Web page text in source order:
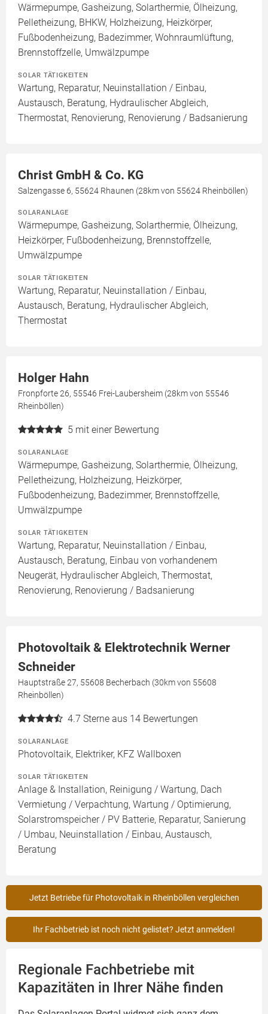
Wärmepumpe, Gasheizung, Solarthermie, Ölheizung,
Pelletheizung, BHKW, Holzheizung, Heizkörper,
Fußbodenheizung, Badezimmer, Wohnraumlüftung,
Brennstoffzelle, Umwälzpumpe
SOLAR TÄTIGKEITEN
Wartung, Reparatur, Neuinstallation / Einbau,
Austausch, Beratung, Hydraulischer Abgleich,
Thermostat, Renovierung, Renovierung / Badsanierung
Christ GmbH & Co. KG
Salzengasse 6, 55624 Rhaunen (28km von 55624 Rheinböllen)
SOLARANLAGE
Wärmepumpe, Gasheizung, Solarthermie, Ölheizung,
Heizkörper, Fußbodenheizung, Brennstoffzelle,
Umwälzpumpe
SOLAR TÄTIGKEITEN
Wartung, Reparatur, Neuinstallation / Einbau,
Austausch, Beratung, Hydraulischer Abgleich,
Thermostat
Holger Hahn
Fronpforte 26, 55546 Frei-Laubersheim (28km von 55546
Rheinböllen)
5 mit einer Bewertung
SOLARANLAGE
Wärmepumpe, Gasheizung, Solarthermie, Ölheizung,
Pelletheizung, Holzheizung, Heizkörper,
Fußbodenheizung, Badezimmer, Brennstoffzelle,
Umwälzpumpe
SOLAR TÄTIGKEITEN
Wartung, Reparatur, Neuinstallation / Einbau,
Austausch, Beratung, Einbau von vorhandenem
Neugerät, Hydraulischer Abgleich, Thermostat,
Renovierung, Renovierung / Badsanierung
Photovoltaik & Elektrotechnik Werner
Schneider
Hauptstraße 27, 55608 Becherbach (30km von 55608
Rheinböllen)
4.7 Sterne aus 14 Bewertungen
SOLARANLAGE
Photovoltaik, Elektriker, KFZ Wallboxen
SOLAR TÄTIGKEITEN
Anlage & Installation, Reinigung / Wartung, Dach
Vermietung / Verpachtung, Wartung / Optimierung,
Solarstromspeicher / PV Batterie, Reparatur, Sanierung
/ Umbau, Neuinstallation / Einbau, Austausch,
Beratung
Jetzt Betriebe für Photovoltaik in Rheinböllen vergleichen
Ihr Fachbetrieb ist noch nicht gelistet? Jetzt anmelden!
Regionale Fachbetriebe mit
Kapazitäten in Ihrer Nähe finden